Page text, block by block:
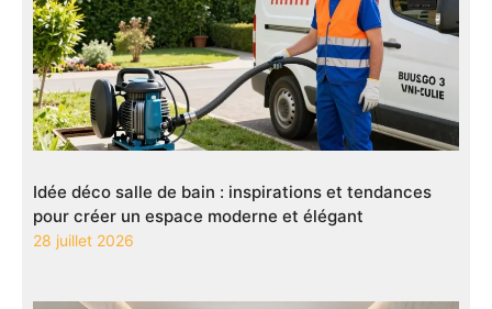
Idée déco salle de bain : inspirations et tendances
pour créer un espace moderne et élégant
28 juillet 2026